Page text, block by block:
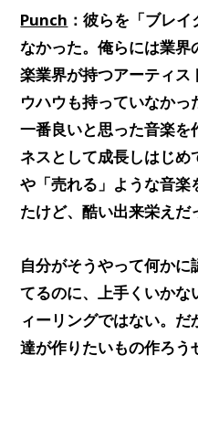
Punch ：彼らを「ブレ
なかった。俺らには業
楽業界が持つアーティス
ウハウも持っていなか
一番良いと思った音楽
ネスとして成長しはじめ
や「売れる」ような音楽
たけど、酷い出来栄えだ
自分がそうやって何か
てるのに、上手くいかな
ィーリングではない。
達が作りたいもの作ろう